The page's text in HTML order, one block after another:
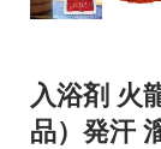
入浴剤 火
品）発汗